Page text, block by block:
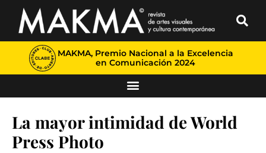
MAKMA, Premio Nacional a la Excelencia
en Comunicación 2024
La mayor intimidad de World
Press Photo